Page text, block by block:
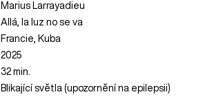
Marius Larrayadieu
Allá, la luz no se va
Francie, Kuba
2025
32 min.
Blikající světla (upozornění na epilepsii)